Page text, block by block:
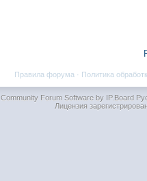
Политика
Правила форума ·
Community Forum Software by IP.Board
Лицензия